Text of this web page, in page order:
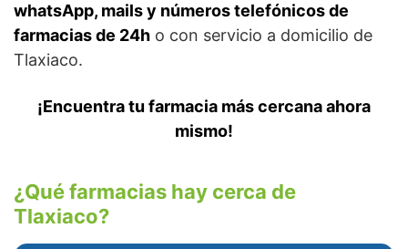
whatsApp, mails y números telefónicos de
farmacias de 24h o con servicio a domicilio de
Tlaxiaco.
¡Encuentra tu farmacia más cercana ahora
mismo!
¿Qué farmacias hay cerca de
Tlaxiaco?